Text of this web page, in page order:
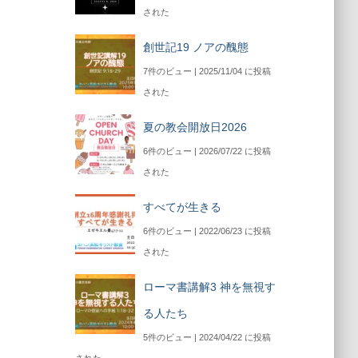
された
創世記19 ノアの醜態
7件のビュー 2025/11/04 に投稿
された
夏の教会開放日2026
6件のビュー 2026/07/22 に投稿
された
すべてが生きる
6件のビュー 2022/06/23 に投稿
された
ローマ書講解3 神を無視す
る人たち
5件のビュー 2024/04/22 に投稿